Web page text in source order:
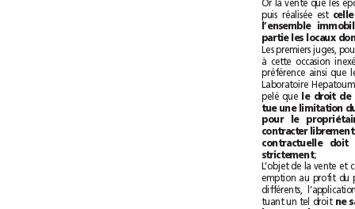
puis réalisée est
pelé que
strictement;
tuant un tel droit